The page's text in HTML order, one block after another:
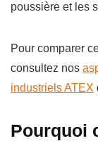
poussière et les
Pour comparer
consultez nos
industriels ATEX
Pourquoi